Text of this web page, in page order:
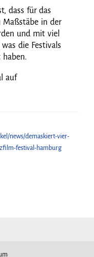
dass für das
Maßstäbe in der
und mit viel
die Festivals
auf
news/demaskiert-vier-
festival-hamburg